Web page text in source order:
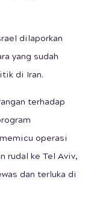
dilaporkan
yang sudah
di Iran.
terhadap
operasi
rudal ke Tel Aviv,
dan terluka di